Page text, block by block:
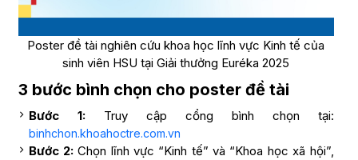
Poster đề tài nghiên cứu khoa học lĩnh vực Kinh tế của
sinh viên HSU tại Giải thưởng Euréka 2025
3 bước bình chọn cho poster đề tài
Bước 1:Truy cập cổng bình chọn tại:
binhchon.khoahoctre.com.vn
Bước 2:Chọn lĩnh vực “Kinh tế” và “Khoa học xã hội”,